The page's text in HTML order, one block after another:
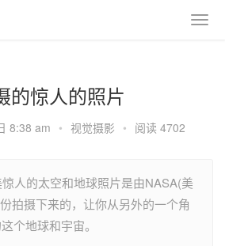
的惊人的照片
8:38 am • 视觉摄影 • 阅读 4702
人的太空和地球照片是由NASA(美
拍摄下来的，让你从另外的一个角
个地球和宇宙。